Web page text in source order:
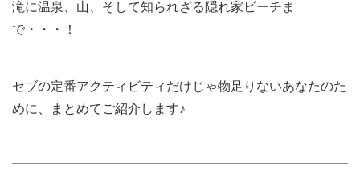
滝に温泉、山、そして知られざる隠れ家ビーチま
で・・・！
セブの定番アクティビティだけじゃ物足りないあなたのた
めに、まとめてご紹介します♪